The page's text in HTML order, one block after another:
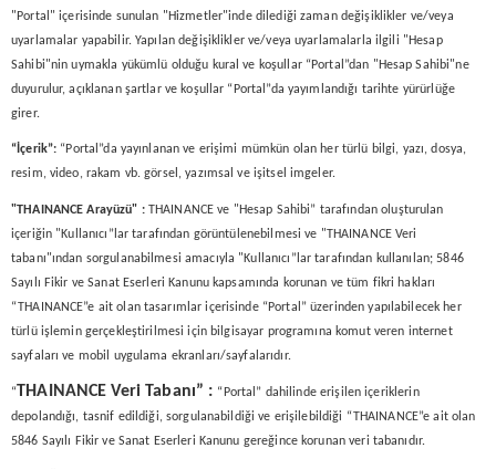
"Portal" içerisinde sunulan "Hizmetler"inde dilediği zaman değişiklikler ve/veya
uyarlamalar yapabilir. Yapılan değişiklikler ve/veya uyarlamalarla ilgili "Hesap
Sahibi"nin uymakla yükümlü olduğu kural ve koşullar “Portal”dan "Hesap Sahibi"ne
duyurulur, açıklanan şartlar ve koşullar “Portal”da yayımlandığı tarihte yürürlüğe
girer.
“İçerik”: “Portal”da yayınlanan ve erişimi mümkün olan her türlü bilgi, yazı, dosya,
resim, video, rakam vb. görsel, yazımsal ve işitsel imgeler.
"THAINANCE Arayüzü" :THAINANCE ve "Hesap Sahibi” tarafından oluşturulan
içeriğin "Kullanıcı”lar tarafından görüntülenebilmesi ve "THAINANCE Veri
tabanı"ından sorgulanabilmesi amacıyla "Kullanıcı”lar tarafından kullanılan; 5846
Sayılı Fikir ve Sanat Eserleri Kanunu kapsamında korunan ve tüm fikri hakları
“THAINANCE”e ait olan tasarımlar içerisinde “Portal” üzerinden yapılabilecek her
türlü işlemin gerçekleştirilmesi için bilgisayar programına komut veren internet
sayfaları ve mobil uygulama ekranları/sayfalarıdır.
“THAINANCE Veri Tabanı” : “Portal” dahilinde erişilen içeriklerin
depolandığı, tasnif edildiği, sorgulanabildiği ve erişilebildiği “THAINANCE”e ait olan
5846 Sayılı Fikir ve Sanat Eserleri Kanunu gereğince korunan veri tabanıdır.